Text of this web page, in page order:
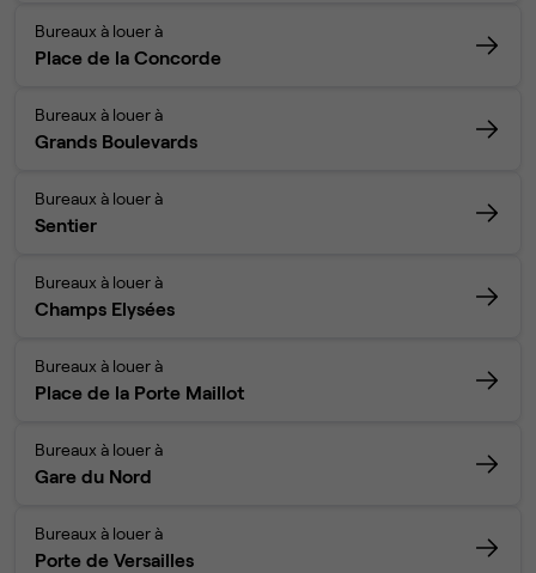
Bureaux à louer à
Place de la Concorde
Bureaux à louer à
Grands Boulevards
Bureaux à louer à
Sentier
Bureaux à louer à
Champs Elysées
Bureaux à louer à
Place de la Porte Maillot
Bureaux à louer à
Gare du Nord
Bureaux à louer à
Porte de Versailles